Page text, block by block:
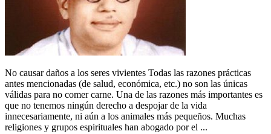
No causar daños a los seres vivientes Todas las razones prácticas
antes mencionadas (de salud, económica, etc.) no son las únicas
válidas para no comer carne. Una de las razones más importantes es
que no tenemos ningún derecho a despojar de la vida
innecesariamente, ni aún a los animales más pequeños. Muchas
religiones y grupos espirituales han abogado por el ...